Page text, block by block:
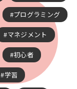
プログラミング
マネジメント
初心者
学習